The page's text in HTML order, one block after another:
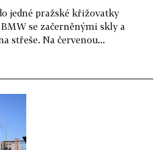
jedné pražské křižovatky
se začerněnými skly a
střeše. Na červenou...